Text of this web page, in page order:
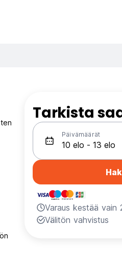
Tarkista
Päivämäärät
Varaus kestää vain
Välitön vahvistus